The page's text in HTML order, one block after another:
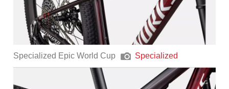
Specialized Epic World Cup Specialized